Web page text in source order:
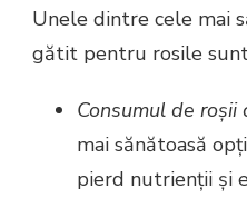
Unele dintre cele mai
gătit pentru rosile
Consumul de roșii
mai sănătoasă
pierd nutrienții și